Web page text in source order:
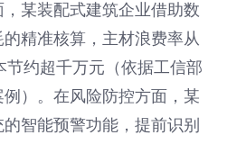
某装配式建筑企业借助数
精准核算，主材浪费率从
节约超千万元（依据工信部
）。在风险防控方面，某
智能预警功能，提前识别